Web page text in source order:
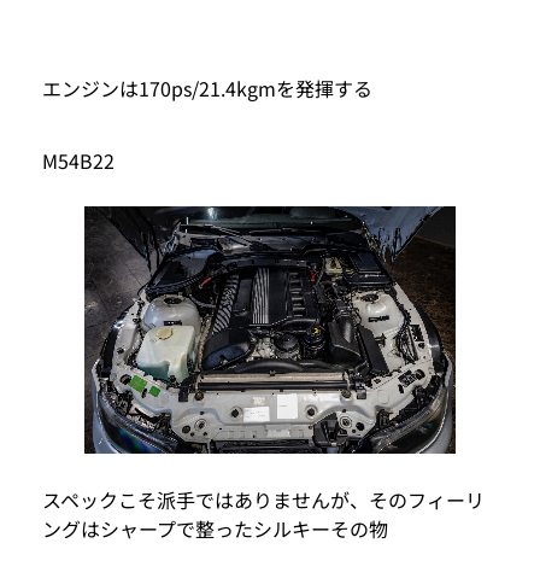
エンジンは170ps/21.4kgmを発揮する
M54B22
スペックこそ派手ではありませんが、そのフィーリ
ングはシャープで整ったシルキーその物